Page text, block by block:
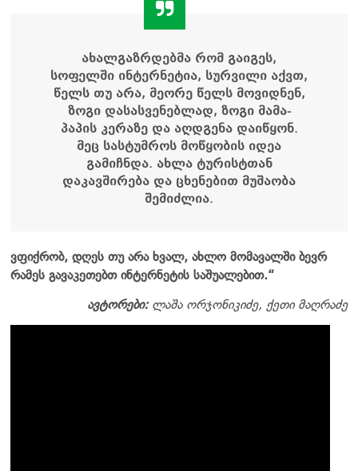
ახალგაზრდებმა რომ გაიგეს,
სოფელში ინტერნეტია, სურვილი აქვთ,
წელს თუ არა, მეორე წელს მოვიდნენ,
ზოგი დასასვენებლად, ზოგი მამა-
პაპის კერაზე და აღდგენა დაიწყონ.
მეც სასტუმროს მოწყობის იდეა
გამიჩნდა. ახლა ტურისტთან
დაკავშირება და ცხენებით მუშაობა
შემიძლია.
ვფიქრობ, დღეს თუ არა ხვალ, ახლო მომავალში ბევრ
რამეს გავაკეთებთ ინტერნეტის საშუალებით.“
ავტორები: ლაშა ორჯონიკიძე, ქეთი მაღრაძე